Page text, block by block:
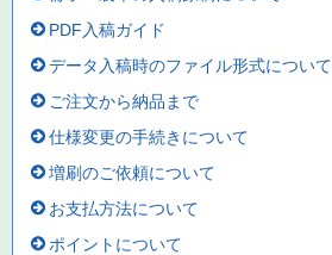
PDF入稿ガイド
データ入稿時のファイル形式について
ご注文から納品まで
仕様変更の手続きについて
増刷のご依頼について
お支払方法について
ポイントについて